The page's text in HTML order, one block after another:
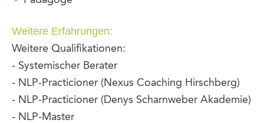
Weitere Erfahrungen:
Weitere Qualifikationen:
- Systemischer Berater
- NLP-Practicioner (Nexus Coaching Hirschberg)
- NLP-Practicioner (Denys Scharnweber Akademie)
- NLP-Master